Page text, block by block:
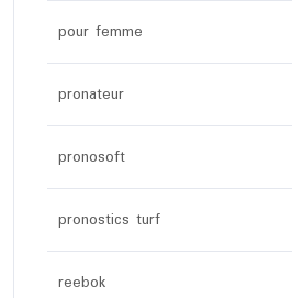
pour femme
pronateur
pronosoft
pronostics turf
reebok